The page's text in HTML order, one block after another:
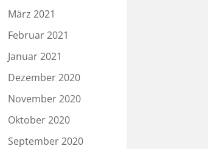
März 2021
Februar 2021
Januar 2021
Dezember 2020
November 2020
Oktober 2020
September 2020